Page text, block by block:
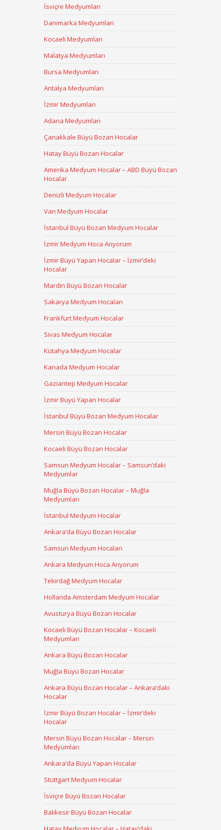
İsviçre Medyumları
Danimarka Medyumları
Kocaeli Medyumları
Malatya Medyumları
Bursa Medyumları
Antalya Medyumları
İzmir Medyumları
Adana Medyumları
Çanakkale Büyü Bozan Hocalar
Hatay Büyü Bozan Hocalar
Amerika Medyum Hocalar – ABD Büyü Bozan
Hocalar
Denizli Medyum Hocalar
Van Medyum Hocalar
İstanbul Büyü Bozan Medyum Hocalar
İzmir Medyum Hoca Arıyorum
İzmir Büyü Yapan Hocalar – İzmir’deki
Hocalar
Mardin Büyü Bozan Hocalar
Sakarya Medyum Hocaları
Frankfurt Medyum Hocalar
Sivas Medyum Hocalar
Kütahya Medyum Hocalar
Kanada Medyum Hocalar
Gaziantep Medyum Hocalar
İzmir Büyü Yapan Hocalar
İstanbul Büyü Bozan Medyum Hocalar
Mersin Büyü Bozan Hocalar
Kocaeli Büyü Bozan Hocalar
Samsun Medyum Hocalar – Samsun’daki
Medyumlar
Muğla Büyü Bozan Hocalar – Muğla
Medyumları
İstanbul Medyum Hocalar
Ankara’da Büyü Bozan Hocalar
Samsun Medyum Hocaları
Ankara Medyum Hoca Arıyorum
Tekirdağ Medyum Hocalar
Hollanda Amsterdam Medyum Hocalar
Avusturya Büyü Bozan Hocalar
Kocaeli Büyü Bozan Hocalar – Kocaeli
Medyumları
Ankara Büyü Bozan Hocalar
Muğla Büyü Bozan Hocalar
Ankara Büyü Bozan Hocalar – Ankara’daki
Hocalar
İzmir Büyü Bozan Hocalar – İzmir’deki
Hocalar
Mersin Büyü Bozan Hocalar – Mersin
Medyumları
Ankara’da Büyü Yapan Hocalar
Stuttgart Medyum Hocalar
İsviçre Büyü Bozan Hocalar
Balıkesir Büyü Bozan Hocalar